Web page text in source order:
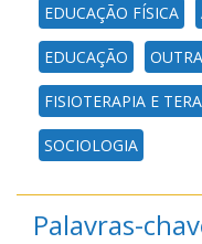
EDUCAÇÃO FÍSICA
EDUCAÇÃO
FISIOTERAPIA E
SOCIOLOGIA
Palavras-